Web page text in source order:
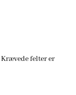
Krævede felter er